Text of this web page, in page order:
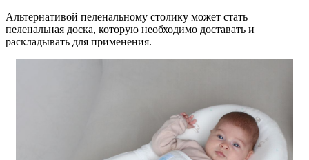
Альтернативой пеленальному столику может стать
пеленальная доска, которую необходимо доставать и
раскладывать для применения.